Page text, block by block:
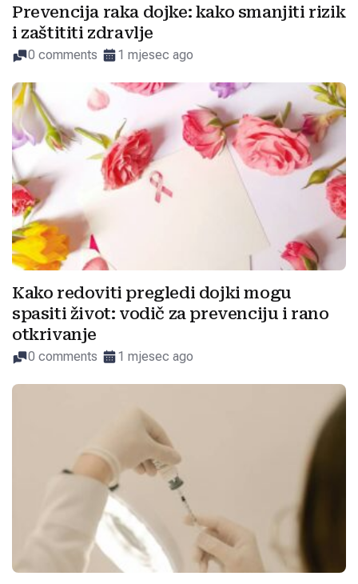
Prevencija raka dojke: kako smanjiti rizik
i zaštititi zdravlje
0 comments 1 mjesec ago
Kako redoviti pregledi dojki mogu
spasiti život: vodič za prevenciju i rano
otkrivanje
0 comments 1 mjesec ago